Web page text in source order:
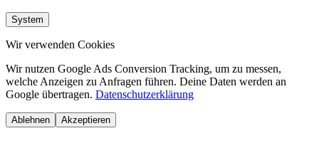
System
Wir verwenden Cookies
Wir nutzen Google Ads Conversion Tracking, um zu messen,
welche Anzeigen zu Anfragen führen. Deine Daten werden an
Google übertragen. Datenschutzerklärung
Ablehnen Akzeptieren